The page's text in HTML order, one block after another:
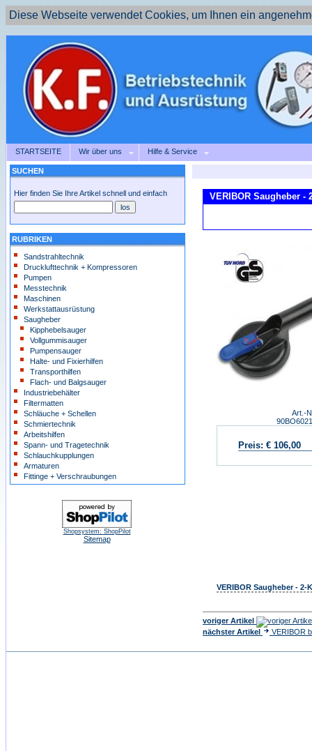
Diese Webseite verwendet Cookies, um Ihnen ein
STARTSEITE Wir über uns Hilfe & Service
SUCHEN
Hier finden Sie Ihre Artikel schnell und einfach
RUBRIKEN
Sandstrahltechnik
Drucklufttechnik + Kompressoren
Pumpen
Messtechnik
Maschinen
Werkstattausrüstung
Saugheber
Kipphebelsauger
Vollgummisauger
Pumpensauger
Halte- und Fixierhilfen
Transporthilfen
Flach- und Balgsauger
Industriebehälter
Filtermatten
Schläuche + Schellen
Schmiertechnik
Arbeitshilfen
Spann- und Tragetechnik
Schlauchkupplungen
Armaturen
Fittinge + Verschraubungen
Shopsystem: ShopPilot
Sitemap
VERIBOR Saugheber
Art.-
Preis: € 106,00
VERIBOR Saugheber -
voriger Artikel
nächster Artikel
VERIBOR